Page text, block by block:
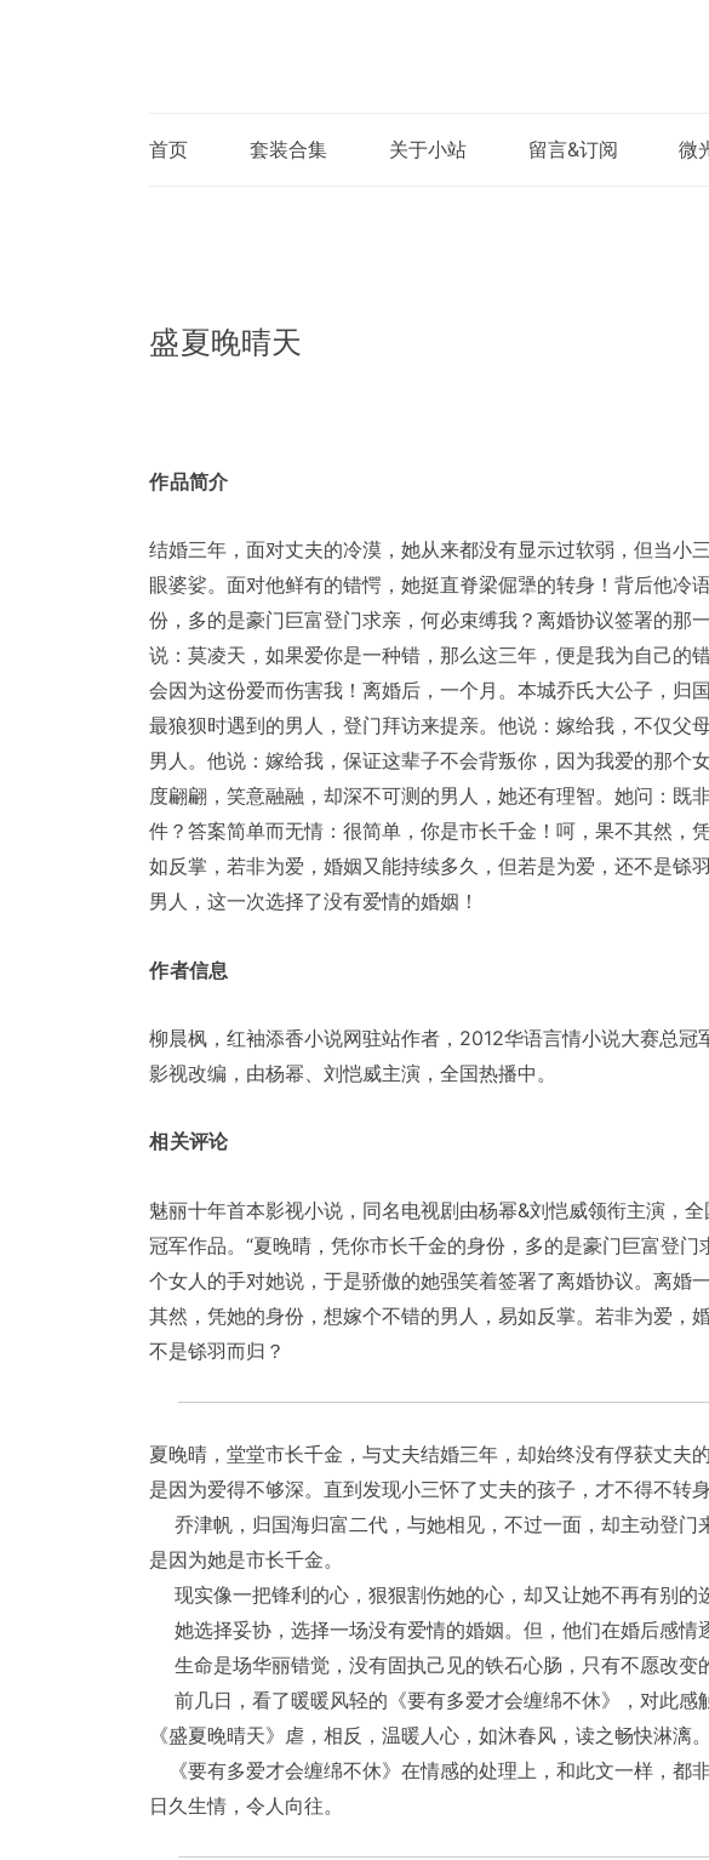
首页 套装合集 关于小站 留言&订阅 微
盛夏晚晴天
作品简介
结婚三年，面对丈夫的冷漠，她从来都没有显示过软弱，但当小
眼婆娑。面对他鲜有的错愕，她挺直脊梁倔犟的转身！背后他冷
份，多的是豪门巨富登门求亲，何必束缚我？离婚协议签署的那
说：莫凌天，如果爱你是一种错，那么这三年，便是我为自己的
会因为这份爱而伤害我！离婚后，一个月。本城乔氏大公子，归
最狼狈时遇到的男人，登门拜访来提亲。他说：嫁给我，不仅父
男人。他说：嫁给我，保证这辈子不会背叛你，因为我爱的那个
度翩翩，笑意融融，却深不可测的男人，她还有理智。她问：既
件？答案简单而无情：很简单，你是市长千金！呵，果不其然，
如反掌，若非为爱，婚姻又能持续多久，但若是为爱，还不是铩
男人，这一次选择了没有爱情的婚姻！
作者信息
柳晨枫，红袖添香小说网驻站作者，2012华语言情小说大赛总冠
影视改编，由杨幂、刘恺威主演，全国热播中。
相关评论
魅丽十年首本影视小说，同名电视剧由杨幂&刘恺威领衔主演，
冠军作品。“夏晚晴，凭你市长千金的身份，多的是豪门巨富登门
个女人的手对她说，于是骄傲的她强笑着签署了离婚协议。离婚
其然，凭她的身份，想嫁个不错的男人，易如反掌。若非为爱，
不是铩羽而归？
夏晚晴，堂堂市长千金，与丈夫结婚三年，却始终没有俘获丈夫
是因为爱得不够深。直到发现小三怀了丈夫的孩子，才不得不转身
乔津帆，归国海归富二代，与她相见，不过一面，却主动登门
是因为她是市长千金。
现实像一把锋利的心，狠狠割伤她的心，却又让她不再有别的
她选择妥协，选择一场没有爱情的婚姻。但，他们在婚后感情
生命是场华丽错觉，没有固执己见的铁石心肠，只有不愿改变
前几日，看了暖暖风轻的《要有多爱才会缠绵不休》，对此感
《盛夏晚晴天》虐，相反，温暖人心，如沐春风，读之畅快淋漓。
《要有多爱才会缠绵不休》在情感的处理上，和此文一样，都
日久生情，令人向往。